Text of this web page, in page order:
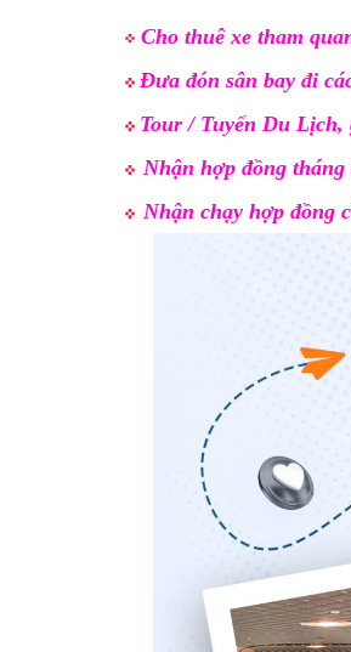
Cho thuê xe tham
Đưa đón sân bay đi
Tour / Tuyến Du
Nhận hợp đồng tháng
Nhận chạy hợp đồng